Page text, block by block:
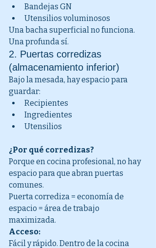
Bandejas GN
Utensilios voluminosos
Una bacha superficial no funciona.
Una profunda sí.
2. Puertas corredizas
(almacenamiento inferior)
Bajo la mesada, hay espacio para
guardar:
Recipientes
Ingredientes
Utensilios
¿Por qué corredizas?
Porque en cocina profesional, no hay
espacio para que abran puertas
comunes.
Puerta corrediza = economía de
espacio = área de trabajo
maximizada.
Acceso:
Fácil y rápido. Dentro de la cocina